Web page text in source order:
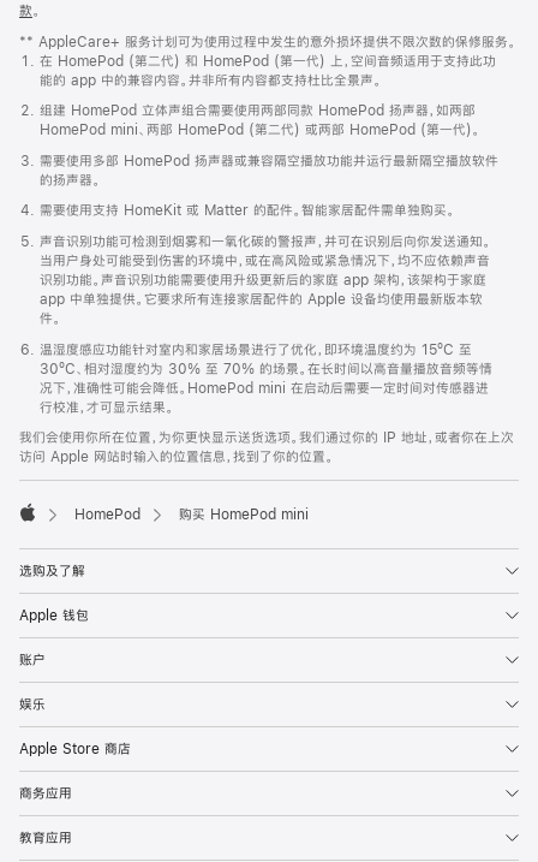
款。
窗
口
中
打
开)
** AppleCare+ 服务计划可为使用过程中发生的意外损坏提供不限次数的保修服务。
在 HomePod (第二代) 和 HomePod (第一代) 上，空间音频适用于支持此功
能的 app 中的兼容内容。并非所有内容都支持杜比全景声。
组建 HomePod 立体声组合需要使用两部同款 HomePod 扬声器，如两部
HomePod mini、两部 HomePod (第二代) 或两部 HomePod (第一代)。
需要使用多部 HomePod 扬声器或兼容隔空播放功能并运行最新隔空播放软件
的扬声器。
需要使用支持 HomeKit 或 Matter 的配件。智能家居配件需单独购买。
声音识别功能可检测到烟雾和一氧化碳的警报声，并可在识别后向你发送通知。
当用户身处可能受到伤害的环境中，或在高风险或紧急情况下，均不应依赖声音
识别功能。声音识别功能需要使用升级更新后的家庭 app 架构，该架构于家庭
app 中单独提供。它要求所有连接家居配件的 Apple 设备均使用最新版本软
件。
温湿度感应功能针对室内和家居场景进行了优化，即环境温度约为 15ºC 至
30ºC、相对湿度约为 30% 至 70% 的场景。在长时间以高音量播放音频等情
况下，准确性可能会降低。HomePod mini 在启动后需要一定时间对传感器进
行校准，才可显示结果。
我们会使用你所在位置，为你更快显示送货选项。我们通过你的 IP 地址，或者你在上次
访问 Apple 网站时输入的位置信息，找到了你的位置。
HomePod 购买 HomePod mini
选购及了解
Apple 钱包
账户
娱乐
Apple Store 商店
商务应用
教育应用